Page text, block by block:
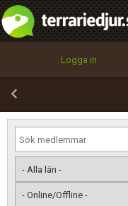
Logga in
integritetspolicy
Namn:
Epost:
Användarnamn:
Begär nytt lösenord